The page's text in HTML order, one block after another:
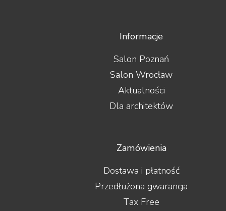
Informacje
Salon Poznań
Salon Wrocław
Aktualności
Dla architektów
Zamówienia
Dostawa i płatność
Przedłużona gwarancja
Tax Free